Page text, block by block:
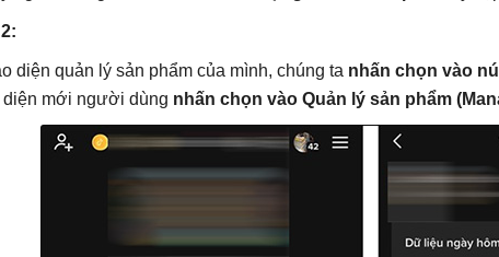
diện quản lý sản phẩm của mình, chúng ta nhấn chọn vào
mới người dùng nhấn chọn vào Quản lý sản phẩm